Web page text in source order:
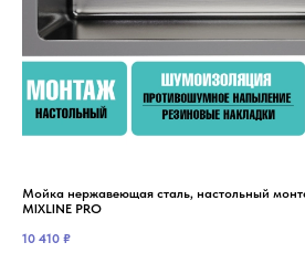
Мойка нержавеющая сталь, настольный
MIXLINE PRO
10 410 ₽